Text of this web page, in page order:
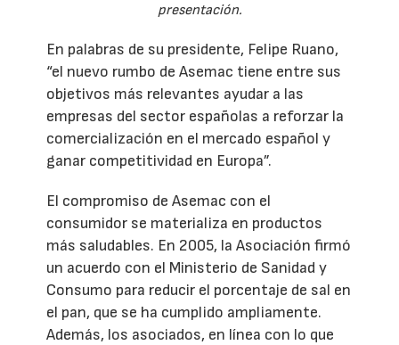
presentación.
En palabras de su presidente, Felipe Ruano,
“el nuevo rumbo de Asemac tiene entre sus
objetivos más relevantes ayudar a las
empresas del sector españolas a reforzar la
comercialización en el mercado español y
ganar competitividad en Europa”.
El compromiso de Asemac con el
consumidor se materializa en productos
más saludables. En 2005, la Asociación firmó
un acuerdo con el Ministerio de Sanidad y
Consumo para reducir el porcentaje de sal en
el pan, que se ha cumplido ampliamente.
Además, los asociados, en línea con lo que